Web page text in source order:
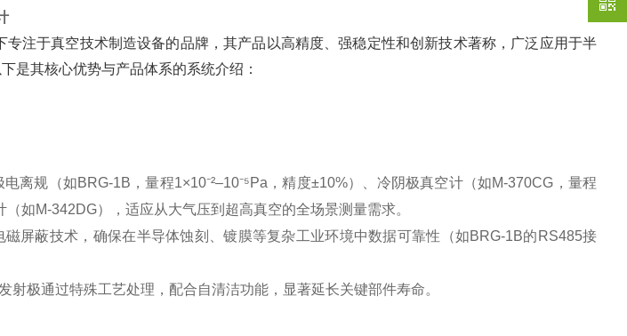
专注于真空技术制造设备的品牌，其产品以高精度、强稳定性和创新技术著称，广泛应用于半
是其核心优势与产品体系的系统介绍：
电离规（如BRG-1B，量程1×10⁻²–10⁻⁵Pa，精度±10%）、冷阴极真空计（如M-370CG，量程
（如M-342DG），适应从大气压到超高真空的全场景测量需求‌。
磁屏蔽技术，确保在半导体蚀刻、镀膜等复杂工业环境中数据可靠性（如BRG-1B的RS485接
射极通过特殊工艺处理，配合自清洁功能，显著延长关键部件寿命‌。